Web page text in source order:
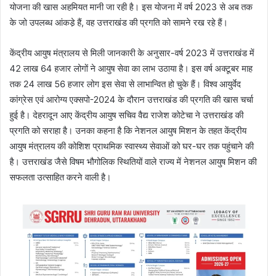
योजना की खास अहमियत मानी जा रही है। इस योजना में वर्ष 2023 से अब तक
के जो उपलब्ध आंकडे़ हैं, वह उत्तराखंड की प्रगति को सामने रख रहे हैं।
केंद्रीय आयुष मंत्रालय से मिली जानकारी के अनुसार-वर्ष 2023 में उत्तराखंड में
42 लाख 64 हजार लोगों ने आयुष सेवा का लाभ उठाया है। इस वर्ष अक्टूबर माह
तक 24 लाख 56 हजार लोग इस सेवा से लाभान्वित हो चुके हैं। विश्व आयुर्वेद
कांग्रेस एवं आरोग्य एक्सपो-2024 के दौरान उत्तराखंड की प्रगति की खास चर्चा
हुई है। देहरादून आए केंद्रीय आयुष सचिव वैद्य राजेश कोटेचा ने उत्तराखंड की
प्रगति को सराहा है। उनका कहना है कि नेशनल आयुष मिशन के तहत केंद्रीय
आयुष मंत्रालय की कोशिश प्राथमिक स्वास्थ्य सेवाओं को घर-घर तक पहुंचाने की
है। उत्तराखंड जैसे विषम भौगोलिक स्थितियों वाले राज्य में नेशनल आयुष मिशन की
सफलता उत्साहित करने वाली है।